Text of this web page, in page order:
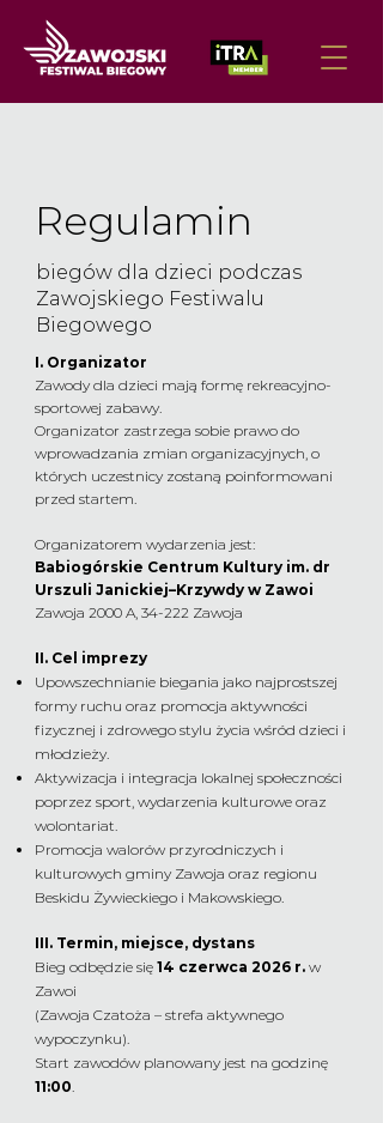
Regulamin
biegów dla dzieci podczas
Zawojskiego Festiwalu
Biegowego
I. Organizator
Zawody dla dzieci mają formę rekreacyjno-
sportowej zabawy.
Organizator zastrzega sobie prawo do
wprowadzania zmian organizacyjnych, o
których uczestnicy zostaną poinformowani
przed startem.
Organizatorem wydarzenia jest:
Babiogórskie Centrum Kultury im. dr
Urszuli Janickiej–Krzywdy w Zawoi
Zawoja 2000 A, 34-222 Zawoja
II. Cel imprezy
Upowszechnianie biegania jako najprostszej
formy ruchu oraz promocja aktywności
fizycznej i zdrowego stylu życia wśród dzieci i
młodzieży.
Aktywizacja i integracja lokalnej społeczności
poprzez sport, wydarzenia kulturowe oraz
wolontariat.
Promocja walorów przyrodniczych i
kulturowych gminy Zawoja oraz regionu
Beskidu Żywieckiego i Makowskiego.
III. Termin, miejsce, dystans
Bieg odbędzie się 14 czerwca 2026 r. w
Zawoi
(Zawoja Czatoża – strefa aktywnego
wypoczynku).
Start zawodów planowany jest na godzinę
11:00.